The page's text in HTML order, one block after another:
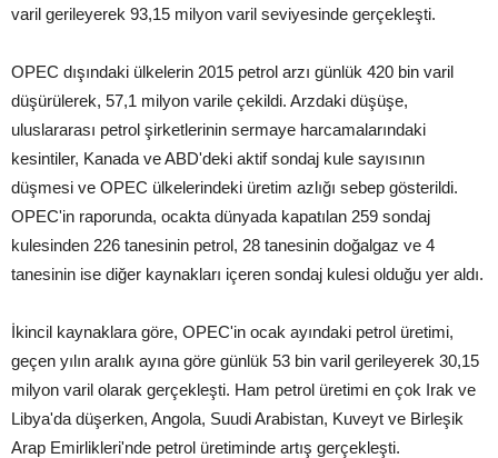
varil gerileyerek 93,15 milyon varil seviyesinde gerçekleşti.
OPEC dışındaki ülkelerin 2015 petrol arzı günlük 420 bin varil
düşürülerek, 57,1 milyon varile çekildi. Arzdaki düşüşe,
uluslararası petrol şirketlerinin sermaye harcamalarındaki
kesintiler, Kanada ve ABD'deki aktif sondaj kule sayısının
düşmesi ve OPEC ülkelerindeki üretim azlığı sebep gösterildi.
OPEC'in raporunda, ocakta dünyada kapatılan 259 sondaj
kulesinden 226 tanesinin petrol, 28 tanesinin doğalgaz ve 4
tanesinin ise diğer kaynakları içeren sondaj kulesi olduğu yer aldı.
İkincil kaynaklara göre, OPEC'in ocak ayındaki petrol üretimi,
geçen yılın aralık ayına göre günlük 53 bin varil gerileyerek 30,15
milyon varil olarak gerçekleşti. Ham petrol üretimi en çok Irak ve
Libya'da düşerken, Angola, Suudi Arabistan, Kuveyt ve Birleşik
Arap Emirlikleri'nde petrol üretiminde artış gerçekleşti.